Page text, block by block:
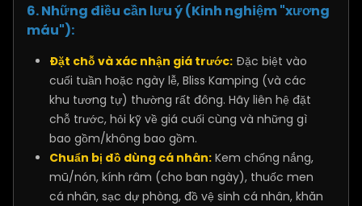
6. Những điều cần lưu ý (Kinh nghiệm "xương
máu"):
Đặt chỗ và xác nhận giá trước: Đặc biệt vào
cuối tuần hoặc ngày lễ, Bliss Kamping (và các
khu tương tự) thường rất đông. Hãy liên hệ đặt
chỗ trước, hỏi kỹ về giá cuối cùng và những gì
bao gồm/không bao gồm.
Chuẩn bị đồ dùng cá nhân: Kem chống nắng,
mũ/nón, kính râm (cho ban ngày), thuốc men
cá nhân, sạc dự phòng, đồ vệ sinh cá nhân, khăn